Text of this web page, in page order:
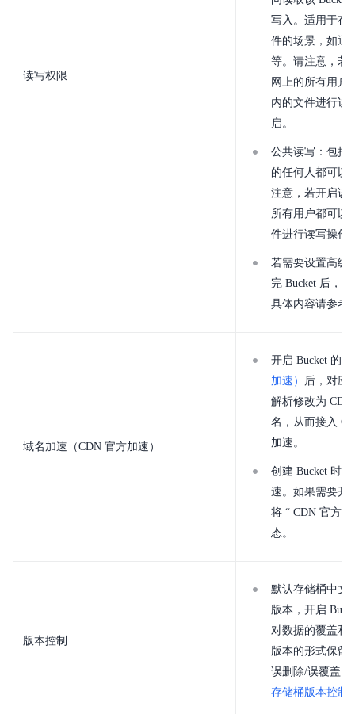
读写权限
写入。适用于存
件的场景，如通
等。请注意，若
网上的所有用户
内的文件进行访
启。
公共读写：包括
的任何人都可以
注意，若开启该
所有用户都可以
件进行读写操作
若需要设置高级
完 Bucket 后，
具体内容请参考
域名加速（CDN 官方加速）
开启 Bucket 的
加速） 后，对应
解析修改为
名，从而接入
加速。
创建 Bucket 时
速。如果需要开
将 “ CDN 官方
态。
版本控制
默认存储桶中文
版本，开启
对数据的覆盖和
版本的形式保留
误删除/误覆盖
存储桶版本控制